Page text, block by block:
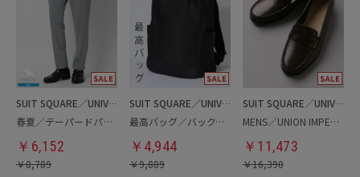
SUIT SQUARE／UNIVERSAL LANGUAGE
春夏／テーパードパンツ
￥ 6,152
￥8,789
SUIT SQUARE／UNIVERSAL LANGUAGE
最高バッグ／バックパック
￥ 4,944
￥9,889
SUIT SQUARE／UNIVERSAL LANGUAGE
MENS／UNION IMPERIAL監修／コインローファー
￥ 11,473
￥16,390